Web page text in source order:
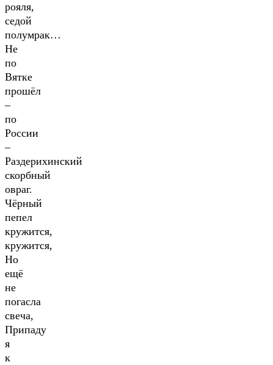
рояля,
седой
полумрак…
Не
по
Вятке
прошёл
–
по
России
–
Раздерихинский
скорбный
овраг.
Чёрный
пепел
кружится,
кружится,
Но
ещё
не
погасла
свеча,
Припаду
я
к